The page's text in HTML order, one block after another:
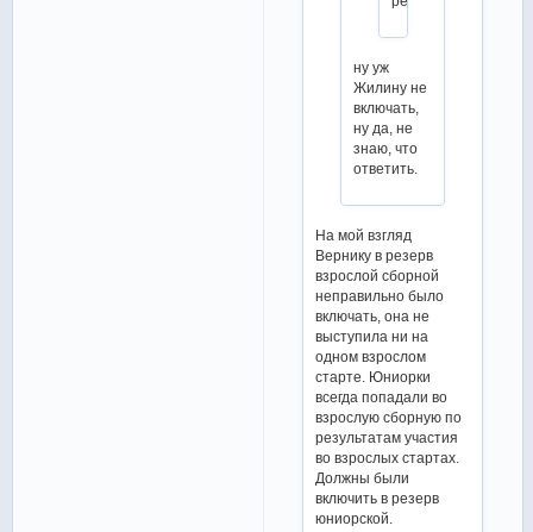
ну уж
Жилину не
включать,
ну да, не
знаю, что
ответить.
На мой взгляд
Вернику в резерв
взрослой сборной
неправильно было
включать, она не
выступила ни на
одном взрослом
старте. Юниорки
всегда попадали во
взрослую сборную по
результатам участия
во взрослых стартах.
Должны были
включить в резерв
юниорской.